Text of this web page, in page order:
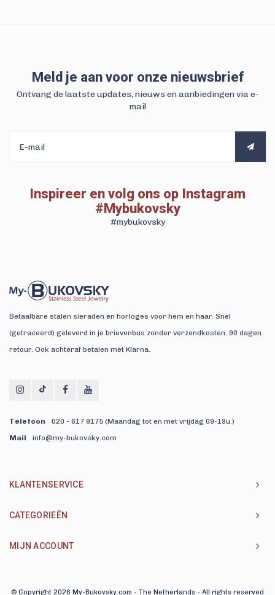
Meld je aan voor onze nieuwsbrief
Ontvang de laatste updates, nieuws en aanbiedingen via e-
mail
Inspireer en volg ons op Instagram
#Mybukovsky
#mybukovsky
Betaalbare stalen sieraden en horloges voor hem en haar. Snel
(getraceerd) geleverd in je brievenbus zonder verzendkosten. 90 dagen
retour. Ook achteraf betalen met Klarna.
Telefoon
020 - 617 9175 (Maandag tot en met vrijdag 09-19u.)
Mail
info@my-bukovsky.com
KLANTENSERVICE
CATEGORIEËN
MIJN ACCOUNT
© Copyright 2026 My-Bukovsky.com - The Netherlands - All rights reserved